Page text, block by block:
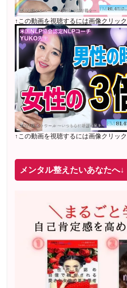
力開発協会認定NLPコーチ資
2022年2月〜6月 男性心理グ
↑この動画を視聴するには画像クリック
↑この動画を視聴するには画像クリック
メンタル整えたいあなたへ↓